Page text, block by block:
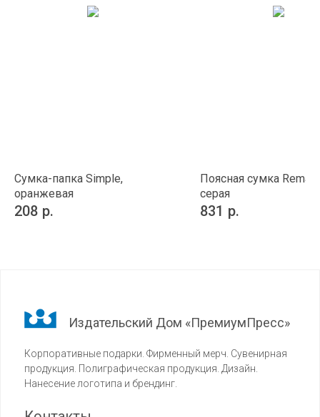
Сумка-папка Simple,
оранжевая
208 р.
Поясная сумка
серая
831 р.
Издательский Дом «ПремиумПресс»
Корпоративные подарки. Фирменный мерч. Сувенирная
продукция. Полиграфическая продукция. Дизайн.
Нанесение логотипа и брендинг.